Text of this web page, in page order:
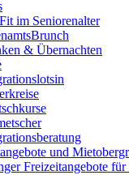
im Seniorenalter
& Übernachten
und
Freizeitangebote